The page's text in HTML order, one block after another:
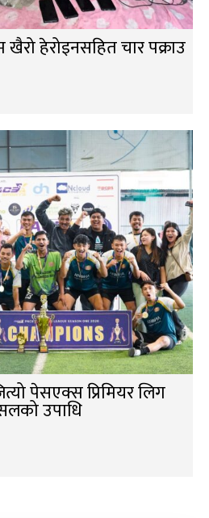
खैरो हेरोइनसहित चार पक्राउ
पेसएक्स प्रिमियर लिग
उपाधि